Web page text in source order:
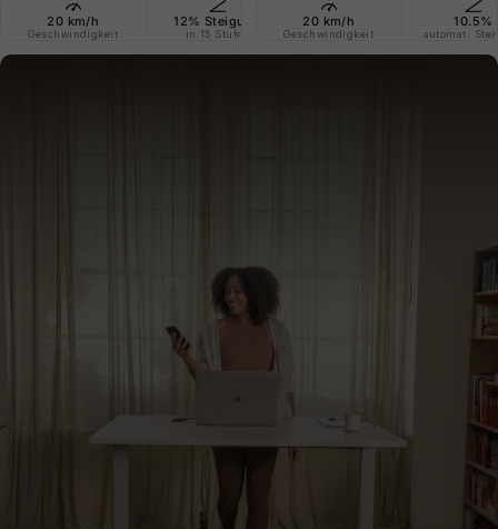
20 km/h
Geschwindigkeit
12% Steigung
in 15 Stufen
360° drehbar
21,5" Display + App
20 km/h
Geschwindigkeit
10.5%
automat.